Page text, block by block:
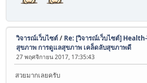
วิจารณ์เว็บไซต์/ Re: [วิจารณ์เว็บไซต์]
สุขภาพ การดูแลสุขภาพ เคล็ดลับสุขภาพดี
27 พฤศจิกายน 2017, 17:35:43
สวยมากเลยครับ